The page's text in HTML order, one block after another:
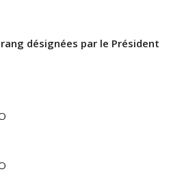
désignées par le Président